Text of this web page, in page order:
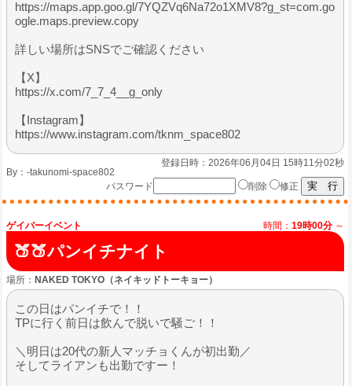
https://maps.app.goo.gl/7YQZVq6Na72o1XMV8?g_st=com.go
ogle.maps.preview.copy
詳しい場所はSNSでご確認ください
【X】
https://x.com/7_7_4__g_only
【Instagram】
https://www.instagram.com/tknm_space802
登録日時：2026年06月04日 15時11分02秒
By： -takunomi-space802
パスワード
削除 修正
ゲイバーイベント 時間： 19時00分 ～
🍑🍑パンイチナイト
場所： NAKED TOKYO（ネイキッドトーキョー）
この日はパンイチで！！
TPに行く前日は飲んで脱いで騒ご！！
＼明日は20代の新人マッチョくんが初出勤／
そしてライアンも出勤ですー！